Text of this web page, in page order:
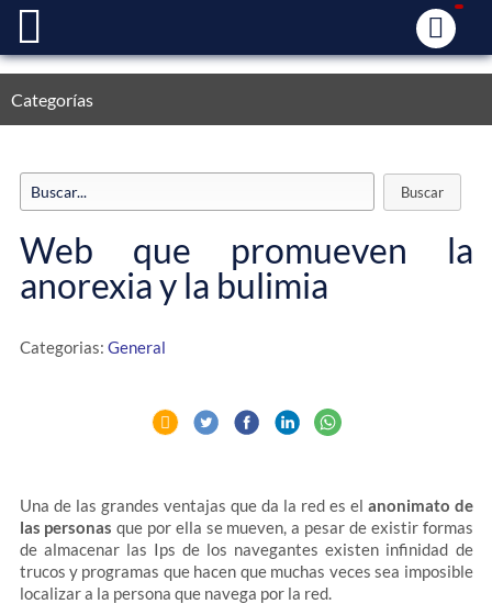
Categorías
Web que promueven la
anorexia y la bulimia
Categorias: General
Una de las grandes ventajas que da la red es el anonimato de
las personas que por ella se mueven, a pesar de existir formas
de almacenar las Ips de los navegantes existen infinidad de
trucos y programas que hacen que muchas veces sea imposible
localizar a la persona que navega por la red.